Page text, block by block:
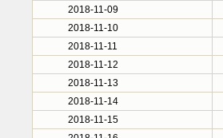
2018-11-09
2018-11-10
2018-11-11
2018-11-12
2018-11-13
2018-11-14
2018-11-15